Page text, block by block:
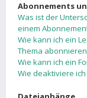
Abonnements
Was ist der
einem
Wie kann ich ein
Thema
Wie kann ich ein
Wie deaktiviere